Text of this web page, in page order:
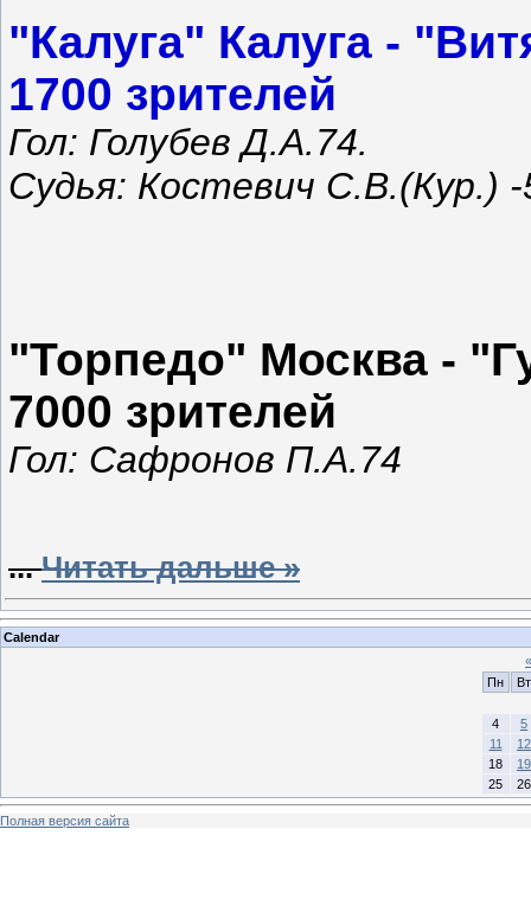
"Калуга" Калуга -
1700 зрителей
Гол: Голубев Д.А.74.
Судья: Костевич С.В.(Кур.) -
"Торпедо" Москва -
7000 зрителей
Гол: Сафронов П.А.74
...Читать дальше »
Calendar
«
Пн
Вт
4
5
11
12
18
19
25
26
Полная версия сайта